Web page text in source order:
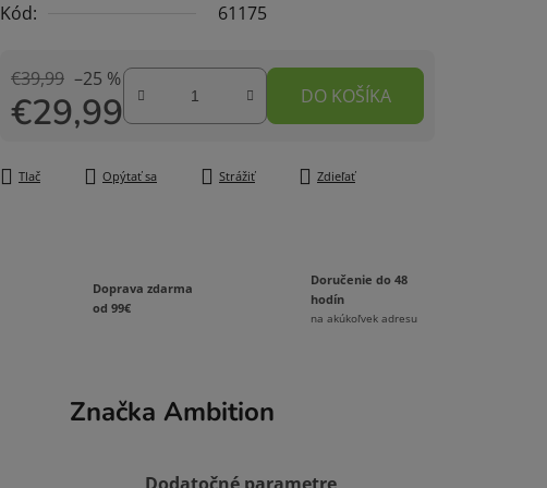
0,0
hviezdičiek.
Kód:
61175
€39,99 –25 %
€29,99 DO KOŠÍKA
Tlač Opýtať sa Strážiť Zdieľať
Doprava zdarma
od 99€
Doručenie do 48
hodín
na akúkoľvek adresu
Značka Ambition